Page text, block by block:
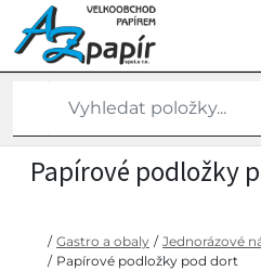
Papírové podložky
/ Gastro a obaly / Jednorázové
/ Papírové podložky pod dort